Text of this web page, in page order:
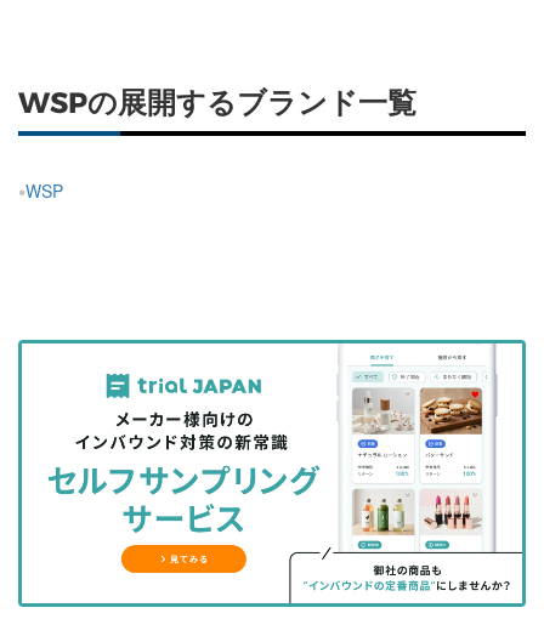
WSPの展開するブランド一覧
WSP